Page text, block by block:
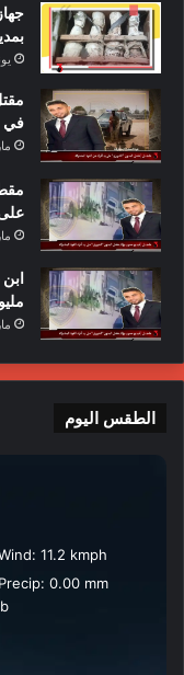
في
ابن
الطقس اليوم
11.2 kmph
Precip: 0.00 mm